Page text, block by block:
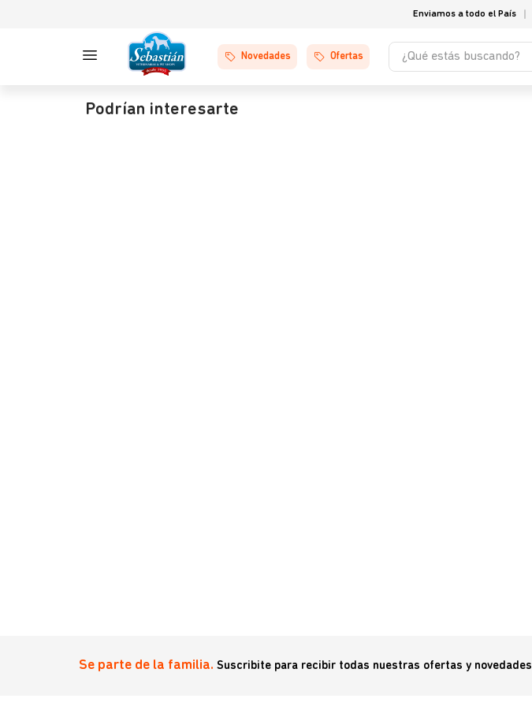
Enviamos a todo el País
Novedades Ofertas
¿Qué estás buscando?
Podrían interesarte
Se parte de la familia. Suscribite para recibir todas nuestras ofertas y novedades